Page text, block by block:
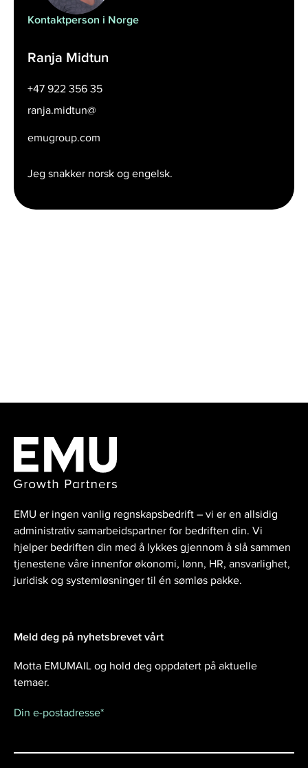
Kontaktperson i Norge
Ranja Midtun
+47 922 356 35
ranja.midtun@
emugroup.com
Jeg snakker norsk og engelsk.
EMU er ingen vanlig regnskapsbedrift – vi er en allsidig
administrativ samarbeidspartner for bedriften din. Vi
hjelper bedriften din med å lykkes gjennom å slå sammen
tjenestene våre innenfor økonomi, lønn, HR, ansvarlighet,
juridisk og systemløsninger til én sømløs pakke.
Meld deg på nyhetsbrevet vårt
Motta EMUMAIL og hold deg oppdatert på aktuelle
temaer.
Din e-postadresse*